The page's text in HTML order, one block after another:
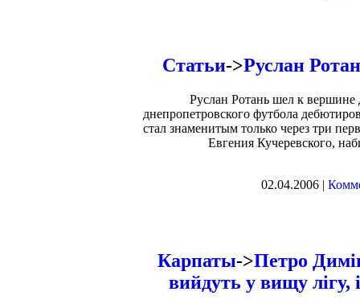
Статьи->Руслан
Руслан Ротань шел к вершине
днепропетровского футбола
стал знаменитым только через три
Евгения Кучеревского,
02.04.2006 |
Карпаты->Петро
вийдуть у вищу лігу,